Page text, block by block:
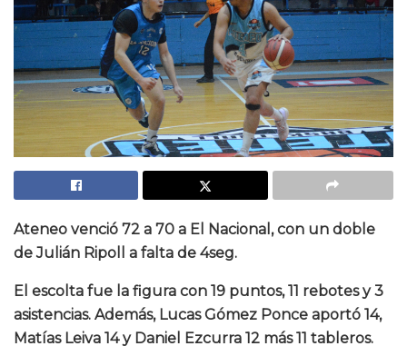
Ateneo venció 72 a 70 a El Nacional, con un doble
de Julián Ripoll a falta de 4seg.
El escolta fue la figura con 19 puntos, 11 rebotes y 3
asistencias. Además, Lucas Gómez Ponce aportó 14,
Matías Leiva 14 y Daniel Ezcurra 12 más 11 tableros.